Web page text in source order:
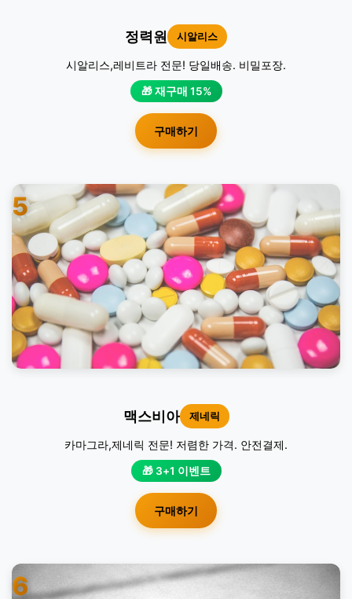
정력원 시알리스
시알리스,레비트라 전문! 당일배송. 비밀포장.
🎁 재구매 15%
구매하기
5
맥스비아 제네릭
카마그라,제네릭 전문! 저렴한 가격. 안전결제.
🎁 3+1 이벤트
구매하기
6